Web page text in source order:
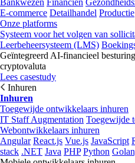
Bankwezen Financiën
E-commerce Detailhandel Productie
Onze platforms
Systeem voor het volgen van
Leerbeheersysteem (LMS)
Geïntegreerd AI-financieel
cryptovaluta
Lees casestudy
Inhuren
Inhuren
Toegewijde ontwikkelaars inhuren
IT Staff Augmentation Toegewijde
Webontwikkelaars inhuren
Angular React.js Vue.js JavaScript
stack .NET Java PHP Python